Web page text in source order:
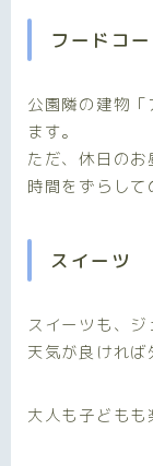
フードコ
公園隣の建物
ます。
ただ、休日のお
時間をずらして
スイーツ
スイーツも、
天気が良ければ
大人も子どもも